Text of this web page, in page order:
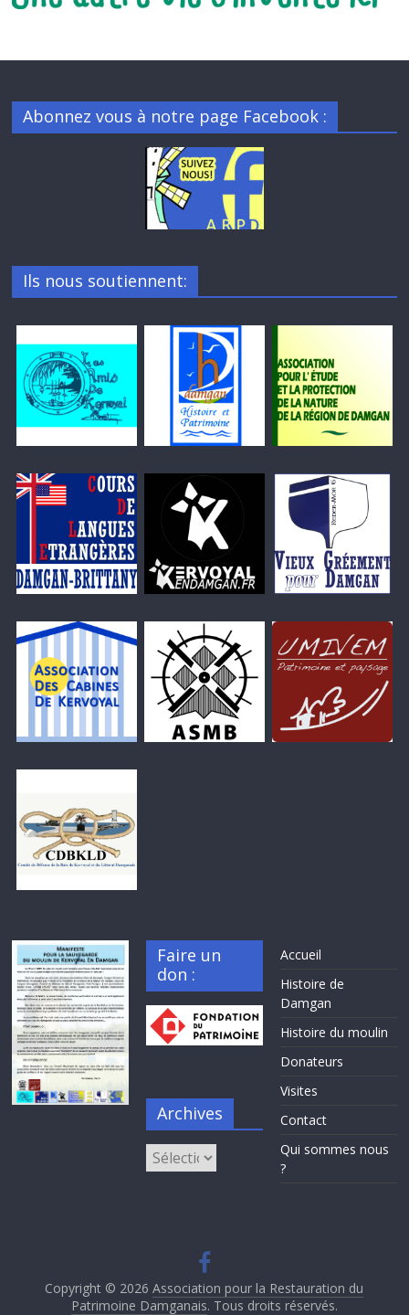
Abonnez vous à notre page Facebook :
Ils nous soutiennent:
Faire un
don :
Archives
Archives
Accueil
Histoire de
Damgan
Histoire du moulin
Donateurs
Visites
Contact
Qui sommes nous
?
Copyright © 2026Association pour la Restauration du
Patrimoine Damganais. Tous droits réservés.